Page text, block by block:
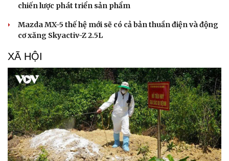
chiến lược phát triển sản phẩm
Mazda MX-5 thế hệ mới sẽ có cả bản thuần điện và động
cơ xăng Skyactiv-Z 2.5L
XÃ HỘI